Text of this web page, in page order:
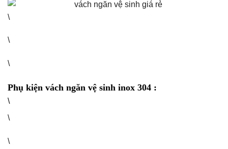
\
\
\
Phụ kiện vách ngăn vệ sinh inox 304 :
\
\
\